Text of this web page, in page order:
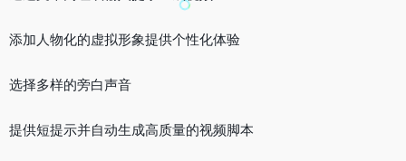
添加人物化的虚拟形象提供个性化体验
选择多样的旁白声音
提供短提示并自动生成高质量的视频脚本